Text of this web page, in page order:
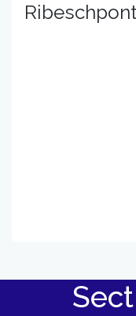
Ribeschpont